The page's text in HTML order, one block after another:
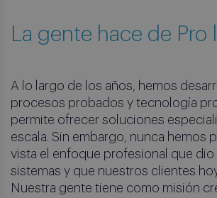
La gente hace de Pro
A lo largo de los años, hemos
procesos probados y tecnología
permite ofrecer soluciones
escala. Sin embargo, nunca hemos
vista el enfoque profesional que dio
sistemas y que nuestros clientes
Nuestra gente tiene como misión